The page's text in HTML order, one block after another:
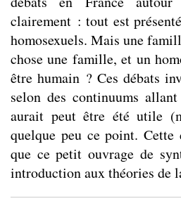
clairement : tout est
homosexuels. Mais une
chose une famille, et un
être humain ? Ces débats
selon des continuums
aurait peut être été utile
quelque peu ce point.
que ce petit ouvrage de
introduction aux théories de